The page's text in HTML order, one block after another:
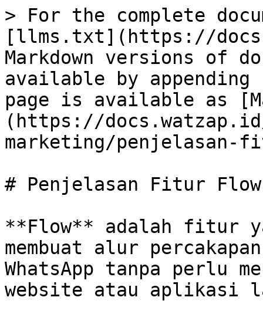
> For the complete
[llms.txt](https://
Markdown versions of
available by
page is available as
(https://
marketing/penjelasan-
# Penjelasan Fitur Flow
**Flow** adalah fitur
membuat alur
WhatsApp tanpa perlu
website atau aplikasi